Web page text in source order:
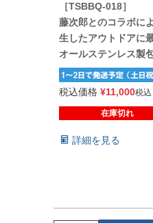
［TSBBQ-018］
藤次郎とのコラボに
生したアウトドアに
オールステンレス製
税込価格 ¥11,000税込
在庫切れ
詳細を見る